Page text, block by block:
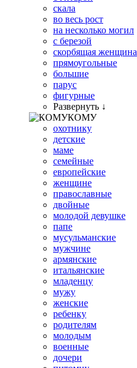
скала
во весь рост
на несколько могил
с березой
скорбящая женщина
прямоугольные
большие
парус
фигурные
Развернуть ↓
КОМУ
охотнику
детские
маме
семейные
европейские
женщине
православные
двойные
молодой девушке
папе
мусульманские
мужчине
армянские
итальянские
младенцу
мужу
женские
ребенку
родителям
молодым
военные
дочери